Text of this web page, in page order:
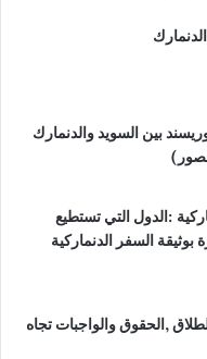
بين السويد والدنمارك
:الدول التي تستطيع
بوثيقة السفر الدنماركية
,الحقوق والواجبات تجاه